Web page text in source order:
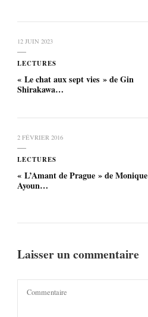
12 JUIN 2023
LECTURES
« Le chat aux sept vies » de Gin
Shirakawa…
2 FÉVRIER 2016
LECTURES
« L’Amant de Prague » de Monique
Ayoun…
Laisser un commentaire